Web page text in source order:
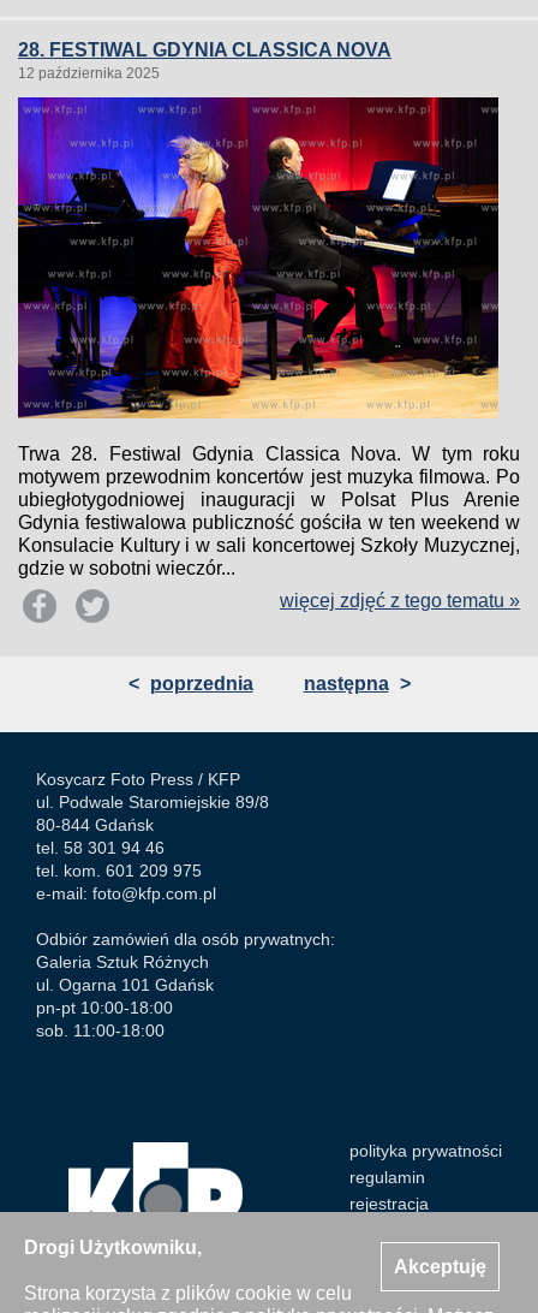
Akceptuję
Drogi Użytkowniku,
Strona korzysta z plików cookie w celu
28. FESTIWAL GDYNIA CLASSICA NOVA
12 października 2025
Trwa 28. Festiwal Gdynia Classica Nova. W tym roku
motywem przewodnim koncertów jest muzyka filmowa. Po
ubiegłotygodniowej inauguracji w Polsat Plus Arenie
Gdynia festiwalowa publiczność gościła w ten weekend w
Konsulacie Kultury i w sali koncertowej Szkoły Muzycznej,
gdzie w sobotni wieczór...
więcej zdjęć z tego tematu »
< poprzednia następna >
Kosycarz Foto Press / KFP
ul. Podwale Staromiejskie 89/8
80-844 Gdańsk
tel. 58 301 94 46
tel. kom. 601 209 975
e-mail: foto@kfp.com.pl
Odbiór zamówień dla osób prywatnych:
Galeria Sztuk Różnych
ul. Ogarna 101 Gdańsk
pn-pt 10:00-18:00
sob. 11:00-18:00
polityka prywatności
regulamin
rejestracja